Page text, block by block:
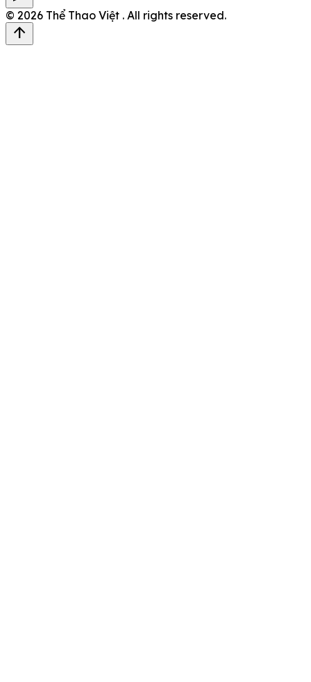
© 2026 Thể Thao Việt . All rights reserved.
arrow_upward